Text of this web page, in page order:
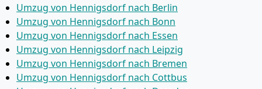
Umzug von Hennigsdorf nach Berlin
Umzug von Hennigsdorf nach Bonn
Umzug von Hennigsdorf nach Essen
Umzug von Hennigsdorf nach Leipzig
Umzug von Hennigsdorf nach Bremen
Umzug von Hennigsdorf nach Cottbus